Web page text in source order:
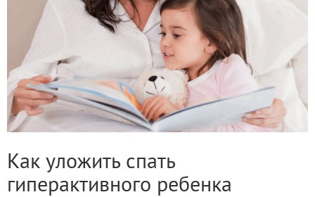
Как уложить спать
гиперактивного ребенка